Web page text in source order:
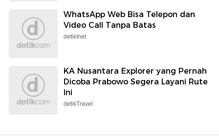
WhatsApp Web Bisa Telepon dan
Video Call Tanpa Batas
detikInet
KA Nusantara Explorer yang Pernah
Dicoba Prabowo Segera Layani Rute
Ini
detikTravel